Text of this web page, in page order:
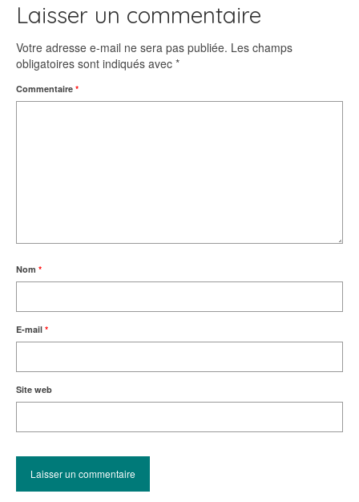
Laisser un commentaire
Votre adresse e-mail ne sera pas publiée. Les champs
obligatoires sont indiqués avec *
Commentaire *
Nom *
E-mail *
Site web